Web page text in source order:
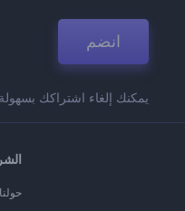
انضم
يمكنك إلغاء اشتراكك
حولنا